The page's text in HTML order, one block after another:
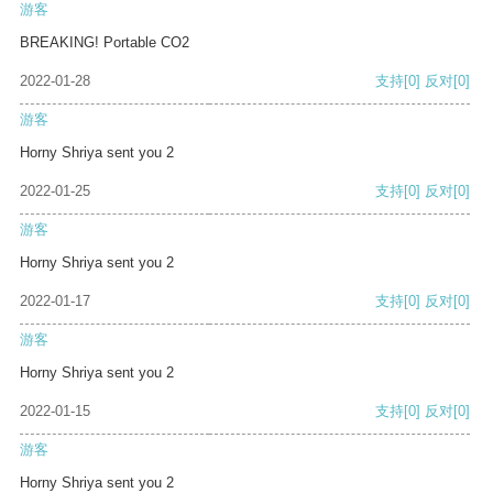
游客
BREAKING! Portable CO2
2022-01-28 支持[0] 反对[0]
游客
Horny Shriya sent you 2
2022-01-25 支持[0] 反对[0]
游客
Horny Shriya sent you 2
2022-01-17 支持[0] 反对[0]
游客
Horny Shriya sent you 2
2022-01-15 支持[0] 反对[0]
游客
Horny Shriya sent you 2